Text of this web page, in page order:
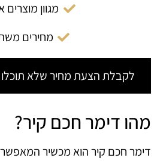
מגוון מוצרים
מחירים
לקבלת הצעת מחיר שלא תוכלו
מהו דימר חכם קיר?
דימר חכם קיר הוא מכשיר